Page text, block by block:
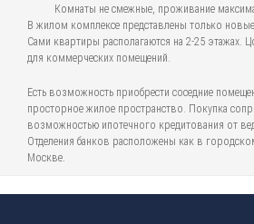
Комнаты не смежные, проживание
В жилом комплексе представлены только
Сами квартиры располагаются на 2-25 этажах.
для коммерческих помещений.
Есть возможность приобрести соседние
просторное жилое пространство. Покупка
возможностью ипотечного кредитования от
Отделения банков расположены как в
Москве.